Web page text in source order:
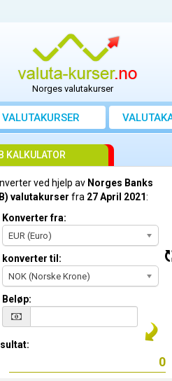
Norges valutakurser
VALUTAKURSER
KALKULATOR
ved hjelp av Norges Banks
valutakurser fra 27 April 2021:
Konverter fra:
EUR (Euro)
konverter til:
NOK (Norske Krone)
Beløp: